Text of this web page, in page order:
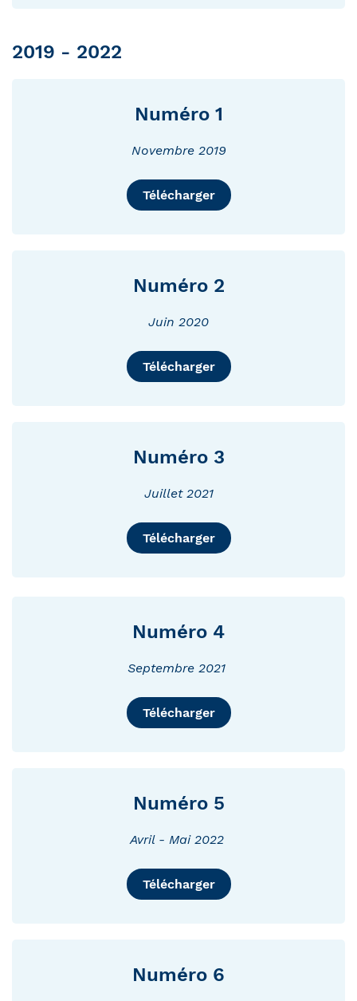
2019 - 2022
Numéro 1
Novembre 2019
Télécharger
Numéro 2
Juin 2020
Télécharger
Numéro 3
Juillet 2021
Télécharger
Numéro 4
Septembre 2021
Télécharger
Numéro 5
Avril - Mai 2022
Télécharger
Numéro 6